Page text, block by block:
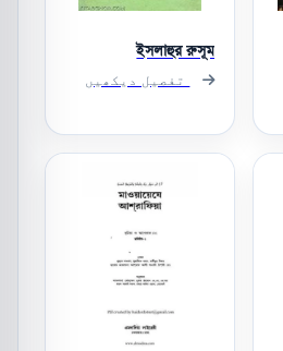
ইসলাহুর রুসূম
تفصیل دیکھیں